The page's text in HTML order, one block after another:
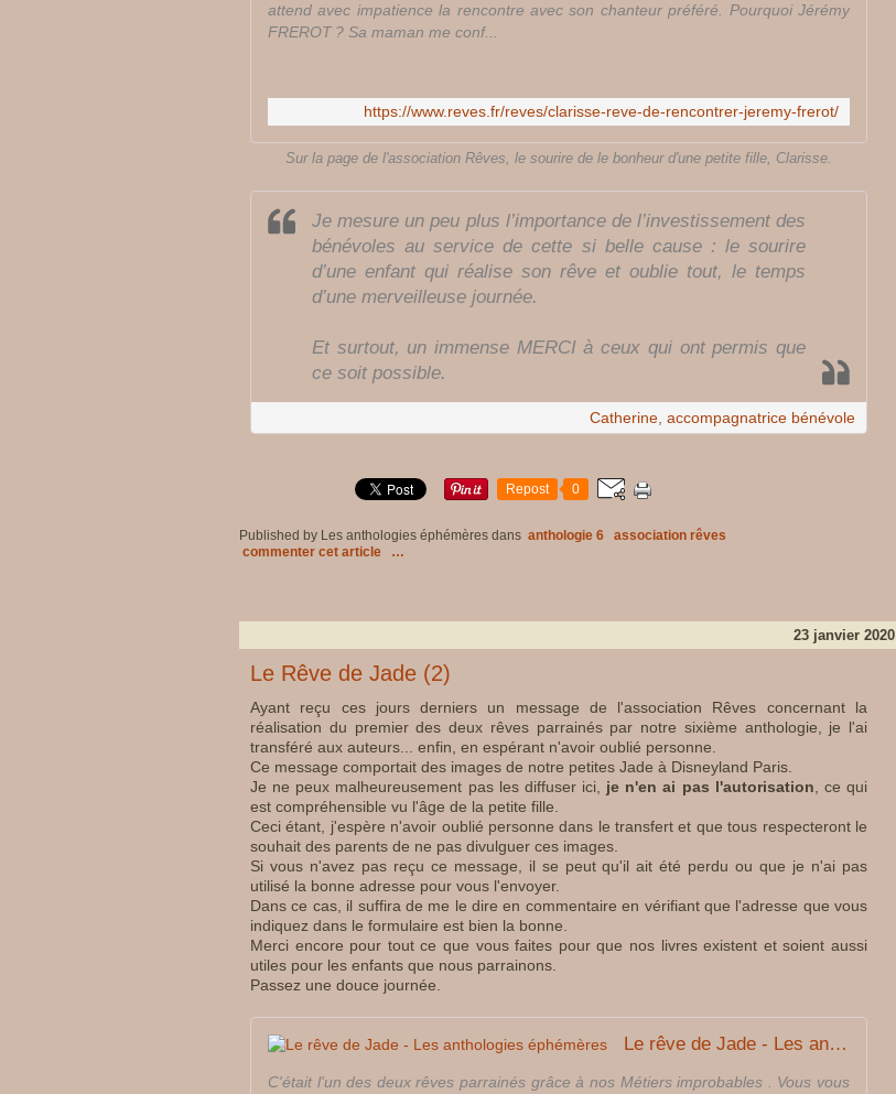
attend avec impatience la rencontre avec son chanteur préféré. Pourquoi Jérémy
FREROT ? Sa maman me conf...
https://www.reves.fr/reves/clarisse-reve-de-rencontrer-jeremy-frerot/
Sur la page de l'association Rêves, le sourire de le bonheur d'une petite fille, Clarisse.
Je mesure un peu plus l’importance de l’investissement des
bénévoles au service de cette si belle cause : le sourire
d’une enfant qui réalise son rêve et oublie tout, le temps
d’une merveilleuse journée.
Et surtout, un immense MERCI à ceux qui ont permis que
ce soit possible.
Catherine, accompagnatrice bénévole
Repost 0
Published by Les anthologies éphémères dans anthologie 6
association rêves
commenter cet article
…
23 janvier 2020
Le Rêve de Jade (2)
Ayant reçu ces jours derniers un message de l'association Rêves concernant la
réalisation du premier des deux rêves parrainés par notre sixième anthologie, je l'ai
transféré aux auteurs... enfin, en espérant n'avoir oublié personne.
Ce message comportait des images de notre petites Jade à Disneyland Paris.
Je ne peux malheureusement pas les diffuser ici, je n'en ai pas l'autorisation , ce qui
est compréhensible vu l'âge de la petite fille.
Ceci étant, j'espère n'avoir oublié personne dans le transfert et que tous respecteront le
souhait des parents de ne pas divulguer ces images.
Si vous n'avez pas reçu ce message, il se peut qu'il ait été perdu ou que je n'ai pas
utilisé la bonne adresse pour vous l'envoyer.
Dans ce cas, il suffira de me le dire en commentaire en vérifiant que l'adresse que vous
indiquez dans le formulaire est bien la bonne.
Merci encore pour tout ce que vous faites pour que nos livres existent et soient aussi
utiles pour les enfants que nous parrainons.
Passez une douce journée.
Le rêve de Jade - Les anthologies éphémères
C'était l'un des deux rêves parrainés grâce à nos Métiers improbables . Vous vous